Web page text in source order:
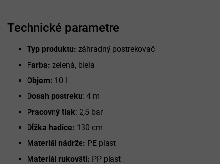
Technické parametre
Typ produktu: záhradný postrekovač
Farba: zelená, biela
Objem: 10 l
Dosah postreku: 4 m
Pracovný tlak: 2,5 bar
Dĺžka hadice: 130 cm
Materiál nádrže: PE plast
Materiál rukoväti: PP plast